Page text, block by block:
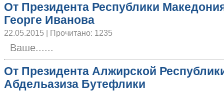
От Президента Республики
Георге Иванова
22.05.2015 | Прочитано: 1235
Ваше......
От Президента Алжирской
Абдельазиза Бутефлики